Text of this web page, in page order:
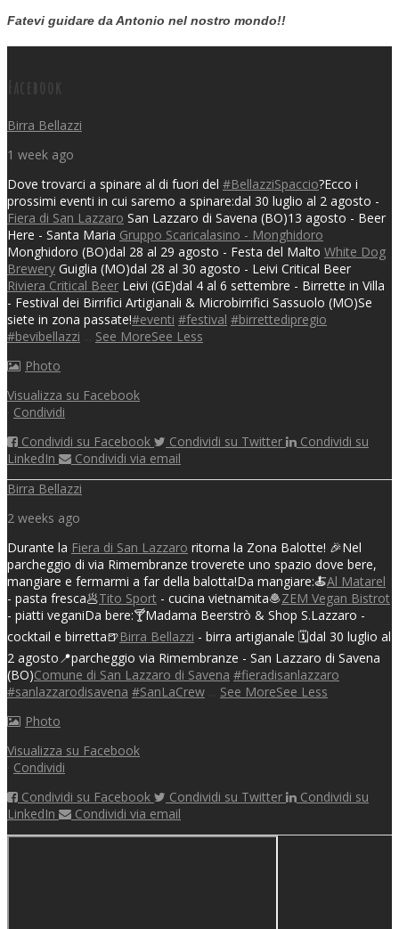
Fatevi guidare da Antonio nel nostro mondo!!
Facebook
Birra Bellazzi
1 week ago
Dove trovarci a spinare al di fuori del #BellazziSpaccio?Ecco i
prossimi eventi in cui saremo a spinare:dal 30 luglio al 2 agosto -
Fiera di San Lazzaro San Lazzaro di Savena (BO)13 agosto - Beer
Here - Santa Maria Gruppo Scaricalasino - Monghidoro
Monghidoro (BO)dal 28 al 29 agosto - Festa del Malto White Dog
Brewery Guiglia (MO)dal 28 al 30 agosto - Leivi Critical Beer
Riviera Critical Beer Leivi (GE)dal 4 al 6 settembre - Birrette in Villa
- Festival dei Birrifici Artigianali & Microbirrifici Sassuolo (MO)Se
siete in zona passate!#eventi #festival #birrettedipregio
#bevibellazzi
See MoreSee Less
Photo
Visualizza su Facebook
Condividi
Condividi su Facebook
Condividi su Twitter
Condividi su
LinkedIn
Condividi via email
Birra Bellazzi
2 weeks ago
Durante la Fiera di San Lazzaro ritorna la Zona Balotte! 🎉Nel
parcheggio di via Rimembranze troverete uno spazio dove bere,
mangiare e fermarmi a far della balotta!Da mangiare:🍝Al Matarel
- pasta fresca🥟Tito Sport - cucina vietnamita🧆ZEM Vegan Bistrot
- piatti veganiDa bere:🍸Madama Beerstrò & Shop S.Lazzaro -
cocktail e birretta🍺Birra Bellazzi - birra artigianale 🗓️dal 30 luglio al
2 agosto 📍parcheggio via Rimembranze - San Lazzaro di Savena
(BO)Comune di San Lazzaro di Savena #fieradisanlazzaro
#sanlazzarodisavena #SanLaCrew See MoreSee Less
Photo
Visualizza su Facebook
Condividi
Condividi su Facebook
Condividi su Twitter
Condividi su
LinkedIn
Condividi via email